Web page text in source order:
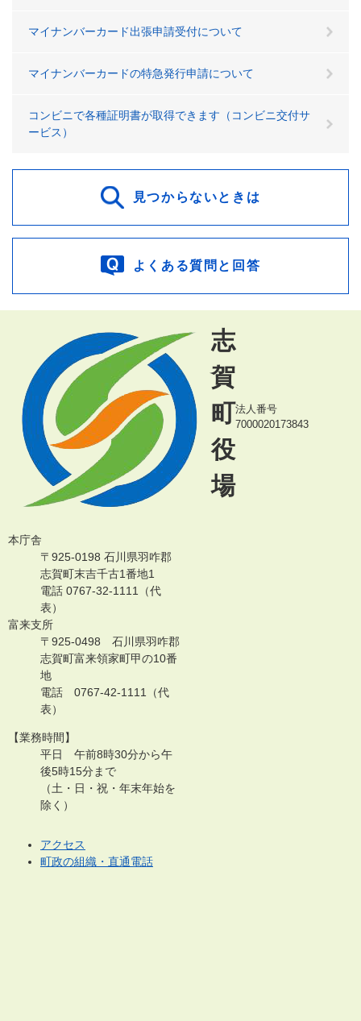
マイナンバーカード出張申請受付について
マイナンバーカードの特急発行申請について
コンビニで各種証明書が取得できます（コンビニ交付サ
ービス）
見つからないときは
よくある質問と回答
志
賀
町
役
場
法人番号
7000020173843
本庁舎
〒925-0198 石川県羽咋郡
志賀町末吉千古1番地1
電話 0767-32-1111（代
表）
富来支所
〒925-0498 石川県羽咋郡
志賀町富来領家町甲の10番
地
電話 0767-42-1111（代
表）
【業務時間】
平日 午前8時30分から午
後5時15分まで
（土・日・祝・年末年始を
除く）
アクセス
町政の組織・直通電話